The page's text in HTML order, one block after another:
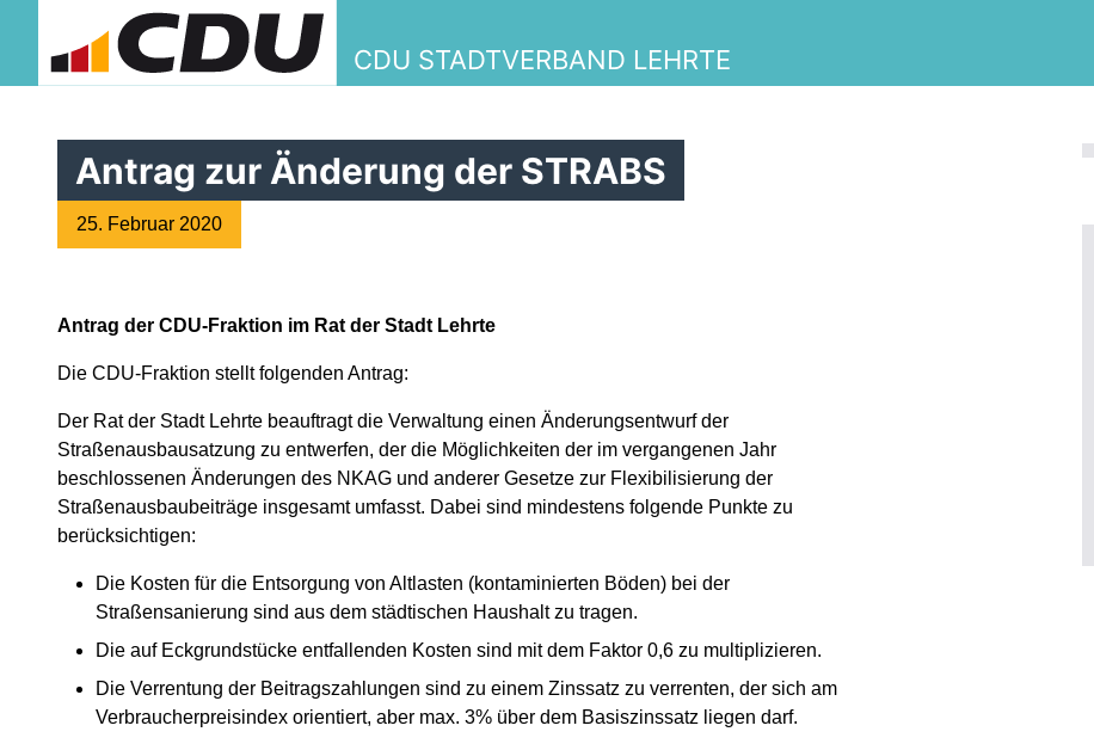
CDU STADTVERBAND LEHRTE
Antrag zur Änderung der STRABS
25. Februar 2020
Antrag der CDU-Fraktion im Rat der Stadt Lehrte
Die CDU-Fraktion stellt folgenden Antrag:
Der Rat der Stadt Lehrte beauftragt die Verwaltung einen Änderungsentwurf der
Straßenausbausatzung zu entwerfen, der die Möglichkeiten der im vergangenen Jahr
beschlossenen Änderungen des NKAG und anderer Gesetze zur Flexibilisierung der
Straßenausbaubeiträge insgesamt umfasst. Dabei sind mindestens folgende Punkte zu
berücksichtigen:
Die Kosten für die Entsorgung von Altlasten (kontaminierten Böden) bei der
Straßensanierung sind aus dem städtischen Haushalt zu tragen.
Die auf Eckgrundstücke entfallenden Kosten sind mit dem Faktor 0,6 zu multiplizieren.
Die Verrentung der Beitragszahlungen sind zu einem Zinssatz zu verrenten, der sich am
Verbraucherpreisindex orientiert, aber max. 3% über dem Basiszinssatz liegen darf.